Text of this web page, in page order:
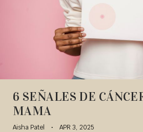
6 SEÑALES DE
MAMA
Aisha Patel
APR 3, 2025